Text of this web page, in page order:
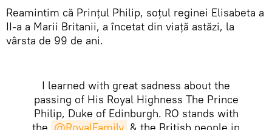
Reamintim că Prinţul Philip, soţul reginei Elisabeta a
II-a a Marii Britanii, a încetat din viaţă astăzi, la
vârsta de 99 de ani.
I learned with great sadness about the
passing of His Royal Highness The Prince
Philip, Duke of Edinburgh. RO stands with
the @RoyalFamily & the British people in